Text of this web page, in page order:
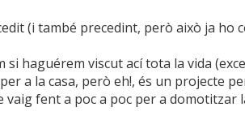
(i també precedint, però això ja ho
haguérem viscut ací tota la vida
a la casa, però eh!, és un projecte
fent a poc a poc per a domotitzar